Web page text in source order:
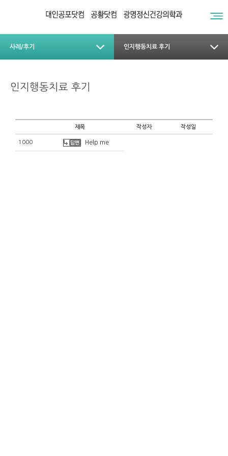
사례/후기 인지행동치료 후기
인지행동치료 후기
제목 작성자 작성일
1000 Help me